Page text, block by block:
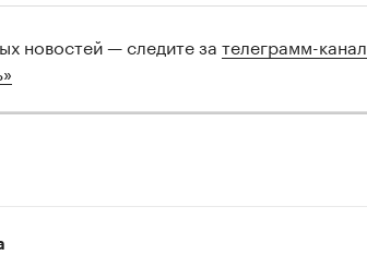
новостей — следите зателеграмм-